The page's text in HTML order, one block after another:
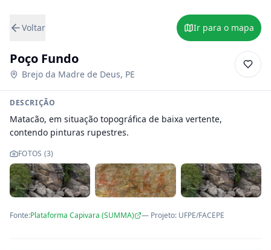
Voltar Ir para o mapa
Poço Fundo
Brejo da Madre de Deus, PE
DESCRIÇÃO
Matacão, em situação topográfica de baixa vertente,
contendo pinturas rupestres.
FOTOS (3)
Fonte:Plataforma Capivara (SUMMA) — Projeto: UFPE/FACEPE